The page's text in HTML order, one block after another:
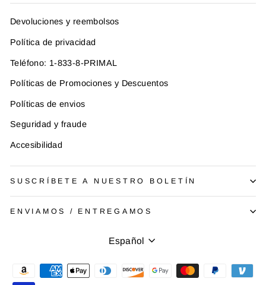
Devoluciones y reembolsos
Política de privacidad
Teléfono: 1-833-8-PRIMAL
Políticas de Promociones y Descuentos
Políticas de envios
Seguridad y fraude
Accesibilidad
SUSCRÍBETE A NUESTRO BOLETÍN
ENVIAMOS / ENTREGAMOS
Idioma
Español